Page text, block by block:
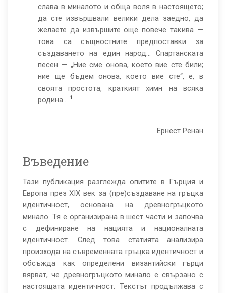
слава в миналото и обща воля в настоящето;
да сте извършвали велики дела заедно, да
желаете да извършите още повече такива —
това са същностните предпоставки за
създаването на един народ… Спартанската
песен — „Ние сме онова, което вие сте били;
ние ще бъдем онова, което вие сте“, е, в
своята простота, краткият химн на всяка
родина… 1
Ернест Ренан
Въведение
Тази публикация разглежда опитите в Гърция и
Европа през XIX век за (пре)създаване на гръцка
идентичност, основана на древногръцкото
минало. Тя е организирана в шест части и започва
с дефиниране на нацията и националната
идентичност. След това статията анализира
произхода на съвременната гръцка идентичност и
обсъжда как определени византийски гърци
вярват, че древногръцкото минало е свързано с
настоящата идентичност. Текстът продължава с